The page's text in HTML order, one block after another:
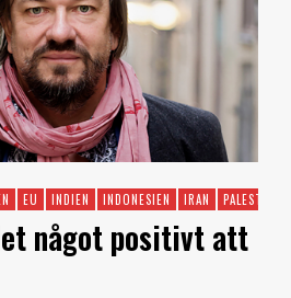
EU INDIEN INDONESIEN IRAN PALESTINA
något positivt att